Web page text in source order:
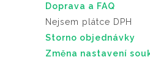
Doprava a FAQ
Nejsem plátce DPH
Storno objednávky
Změna nastavení